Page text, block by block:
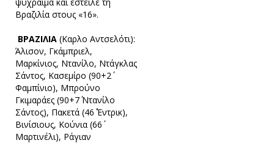
Βραζιλία στους «16».
ΒΡΑΖΙΛΙΑ (Καρλο Αντσελότι):
Άλισον, Γκάμπριελ,
Μαρκίνιος, Ντανίλο, Ντάγκλας
Σάντος, Κασεμίρο (90+2΄
Φαμπίνιο), Μπρούνο
Γκιμαράες (90+7΄ Ντανίλο
Σάντος), Πακετά (46΄ Έντρικ),
Βινίσιους, Κούνια (66΄
Μαρτινέλι), Ράγιαν